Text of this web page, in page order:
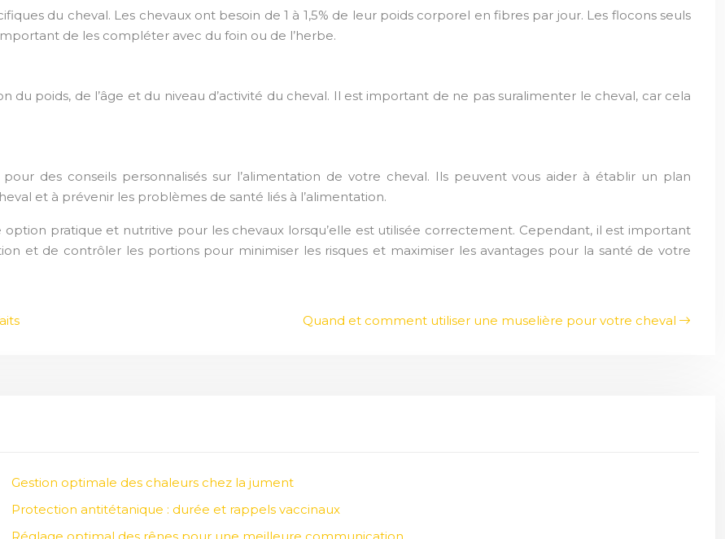
du cheval. Les chevaux ont besoin de 1 à 1,5% de leur poids corporel en fibres par jour. Les flocons seuls
de les compléter avec du foin ou de l’herbe.
poids, de l’âge et du niveau d’activité du cheval. Il est important de ne pas suralimenter le cheval, car cela
des conseils personnalisés sur l’alimentation de votre cheval. Ils peuvent vous aider à établir un plan
et à prévenir les problèmes de santé liés à l’alimentation.
pratique et nutritive pour les chevaux lorsqu’elle est utilisée correctement. Cependant, il est important
et de contrôler les portions pour minimiser les risques et maximiser les avantages pour la santé de votre
Quand et comment utiliser une muselière pour votre cheval
Gestion optimale des chaleurs chez la jument
Protection antitétanique : durée et rappels vaccinaux